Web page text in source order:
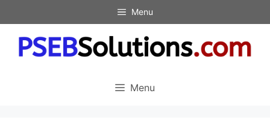
to
content
Menu
Menu